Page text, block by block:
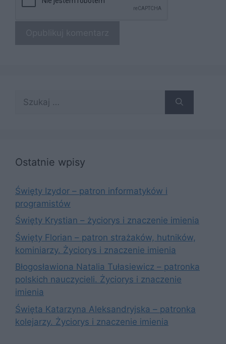
Ostatnie wpisy
Święty Izydor – patron informatyków i
programistów
Święty Krystian – życiorys i znaczenie imienia
Święty Florian – patron strażaków, hutników,
kominiarzy. Życiorys i znaczenie imienia
Błogosławiona Natalia Tułasiewicz – patronka
polskich nauczycieli. Życiorys i znaczenie
imienia
Święta Katarzyna Aleksandryjska – patronka
kolejarzy. Życiorys i znaczenie imienia